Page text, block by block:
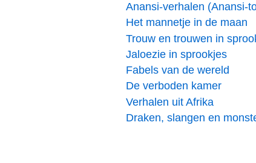
Anansi-verhalen (Anansi-
Het mannetje in de maan
Trouw en trouwen in
Jaloezie in sprookjes
Fabels van de wereld
De verboden kamer
Verhalen uit Afrika
Draken, slangen en